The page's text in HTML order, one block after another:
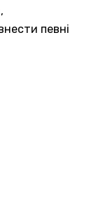
певні